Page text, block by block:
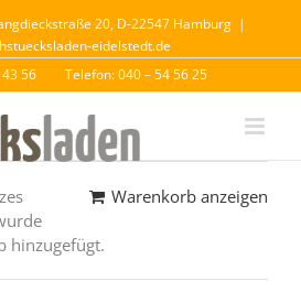
20, D-22547 Hamburg |
eidelstedt.de
43 56
Telefon: 040 – 54 56 25
Warenkorb anzeigen
hinzugefügt.